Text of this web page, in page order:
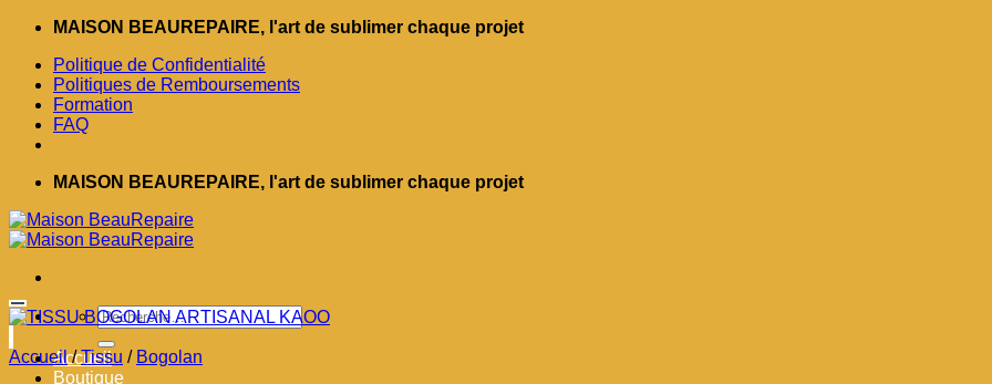
Passer
contenu
MAISON BEAUREPAIRE, l'art de sublimer chaque projet
Politique de Confidentialité
Politiques de Remboursements
Formation
FAQ
MAISON BEAUREPAIRE, l'art de sublimer chaque projet
Recherche
pour :
Accueil
Boutique
Accueil / Tissu / Bogolan